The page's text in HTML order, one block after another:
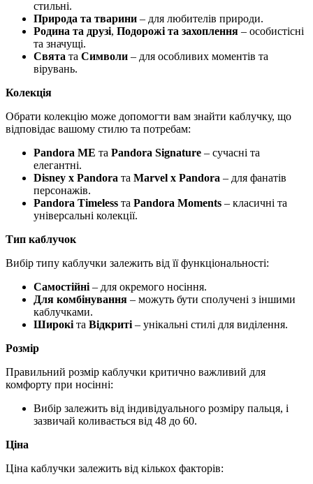
стильні.
Природа та тварини – для любителів природи.
Родина та друзі, Подорожі та захоплення – особистісні
та значущі.
Свята та Символи – для особливих моментів та
вірувань.
Колекція
Обрати колекцію може допомогти вам знайти каблучку, що
відповідає вашому стилю та потребам:
Pandora ME та Pandora Signature – сучасні та
елегантні.
Disney x Pandora та Marvel x Pandora – для фанатів
персонажів.
Pandora Timeless та Pandora Moments – класичні та
універсальні колекції.
Тип каблучок
Вибір типу каблучки залежить від її функціональності:
Самостійні – для окремого носіння.
Для комбінування – можуть бути сполучені з іншими
каблучками.
Широкі та Відкриті – унікальні стилі для виділення.
Розмір
Правильний розмір каблучки критично важливий для
комфорту при носінні:
Вибір залежить від індивідуального розміру пальця, і
зазвичай коливається від 48 до 60.
Ціна
Ціна каблучки залежить від кількох факторів: